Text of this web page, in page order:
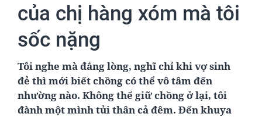
của chị hàng xóm mà tôi
sốc nặng
Tôi nghe mà đắng lòng, nghĩ chỉ khi vợ sinh
đẻ thì mới biết chồng có thể vô tâm đến
nhường nào. Không thể giữ chồng ở lại, tôi
đành một mình tủi thân cả đêm. Đến khuya